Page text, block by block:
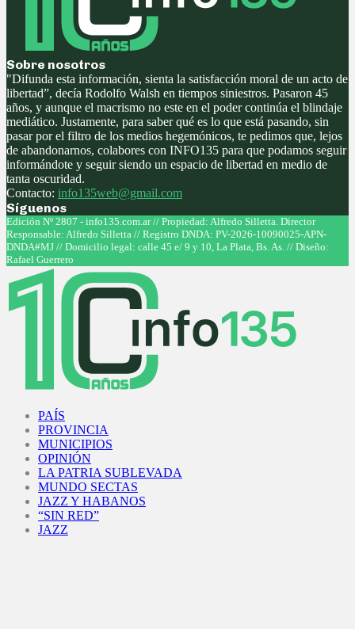
Sobre nosotros
"Difunda esta información, sienta la satisfacción moral de un acto de
libertad”, decía Rodolfo Walsh en tiempos siniestros. Pasaron 45
años, y aunque el macrismo no este en el poder continúa el blindaje
mediático. Justamente, para saber qué es lo que está pasando, sin
pasar por el filtro de los medios hegemónicos, te pedimos que, lejos
de abandonarnos, colabores con INFO135 para que podamos seguir
informándote y seguir siendo un espacio de libertad en medio de
tanta oscuridad.
Contacto: info135web@gmail.com
Síguenos
Facebook
Twitter
Instagram
Youtube
Edición Nº 2807 - info135.com.ar // Propiedad: Alfredo Silletta. Director
Responsable: Alfredo Silletta // Registro DNDA: PV-2026-10090025-APN-
DNDA#MJ // Domicilio legal: calle 45 e/ 9 y 10, La Plata, Bs. As. // Diseño:
Rafael Guerrero
PAÍS
PROVINCIA
MUNICIPIOS
OPINIÓN
LA PATRIA SUBLEVADA
MUNDO SECTAS
JAZZ Y HABANOS
“SIN RED”
JAZZ